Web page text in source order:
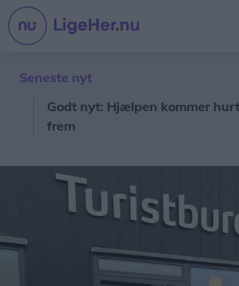
Seneste nyt
Godt nyt: Hjælpen kommer hurtigere